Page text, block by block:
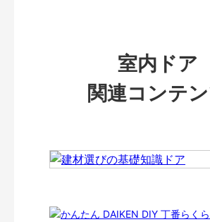
室内ドア
関連コンテ